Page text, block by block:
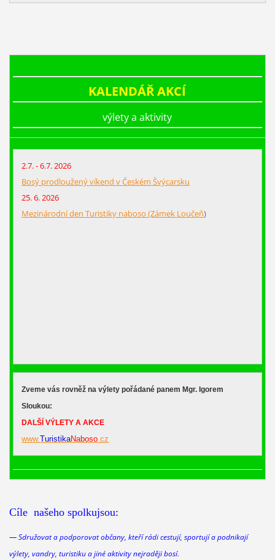
KALENDÁŘ AKCÍ
výlety a aktivity
2.7. - 6.7. 2026
Bosý prodloužený víkend v Českém Švýcarsku
25. 6. 2026
Mezinárodní den Turistiky naboso (Zámek Loučeň)
Zveme vás rovněž na výlety pořádané panem Mgr. Igorem
Sloukou:
DALŠÍ VÝLETY A AKCE
www.TuristikaNaboso.cz
Cíle našeho spolkujsou:
—Sdružovat a podporovat občany, kteří rádi cestují, sportují a podnikají
výlety, vandry, turistiku a jiné aktivity nejraději bosí.